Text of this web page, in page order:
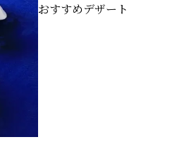
おすすめデザート